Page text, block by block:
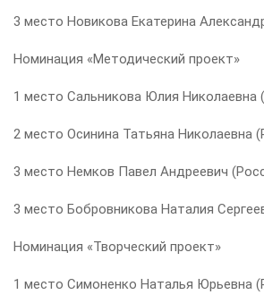
3 место Новикова Екатерина
Номинация «Методический проект»
1 место Сальникова Юлия Николаевна
2 место Осинина Татьяна Николаевна
3 место Немков Павел Андреевич
3 место Бобровникова Наталия
Номинация «Творческий проект»
1 место Симоненко Наталья Юрьевна